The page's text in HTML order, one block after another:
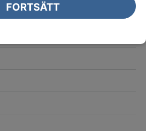
FORTSÄTT